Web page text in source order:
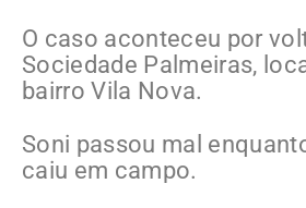
O caso aconteceu por
Sociedade Palmeiras,
bairro Vila Nova.
Soni passou mal
caiu em campo.